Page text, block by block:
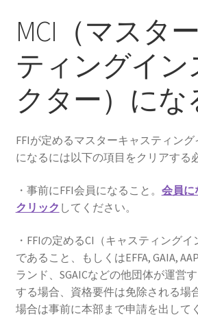
note
ツーハンドフライキャスティング
note
イベント
お問い合わせ(Contact)
特定商取引法に関わる表示
広告の配信について
ブログ
MCI（マスタ
ティングイン
クター）にな
FFIが定めるマスターキャスティン
になるには以下の項目をクリアする
・事前にFFI会員になること。 会員に
クリック してください。
・FFIの定めるCI（キャスティングイ
であること、もしくはEFFA, GAIA,
ランド、SGAICなどの他団体が運営
する場合、資格要件は免除される場
場合は事前に本部まで申請を出して